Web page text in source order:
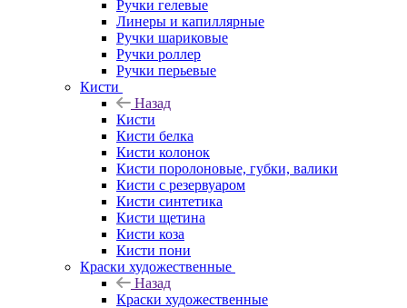
Ручки гелевые
Линеры и капиллярные
Ручки шариковые
Ручки роллер
Ручки перьевые
Кисти
Назад
Кисти
Кисти белка
Кисти колонок
Кисти поролоновые, губки, валики
Кисти с резервуаром
Кисти синтетика
Кисти щетина
Кисти коза
Кисти пони
Краски художественные
Назад
Краски художественные